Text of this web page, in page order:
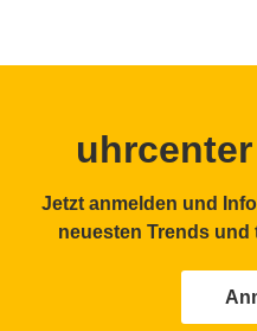
Jetzt anmelden und
neuesten Trends